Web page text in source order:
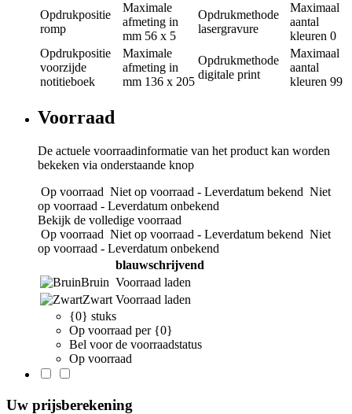
Opdrukpositie
romp
Maximale
afmeting in
mm 56 x 5
Opdrukmethode
lasergravure
Maximaal
aantal
kleuren 0
Opdrukpositie
voorzijde
notitieboek
Maximale
afmeting in
mm 136 x 205
Opdrukmethode
digitale print
Maximaal
aantal
kleuren 99
Voorraad
De actuele voorraadinformatie van het product kan worden
bekeken via onderstaande knop
Op voorraad Niet op voorraad - Leverdatum bekend Niet
op voorraad - Leverdatum onbekend
Bekijk de volledige voorraad
Op voorraad Niet op voorraad - Leverdatum bekend Niet
op voorraad - Leverdatum onbekend
blauwschrijvend
Bruin Voorraad laden
Zwart Voorraad laden
{0} stuks
Op voorraad per {0}
Bel voor de voorraadstatus
Op voorraad
Uw prijsberekening